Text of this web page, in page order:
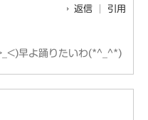
返信 引用
早よ踊りたいわ(*^_^*)